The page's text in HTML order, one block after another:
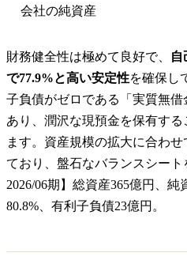
会社の純資産
財務健全性は極めて良好で、
自
で77.9%と高い安定性を確保し
子負債がゼロである「実質無
あり、潤沢な現預金を保有す
ます。資産規模の拡大に合わ
ており、盤石なバランスシー
2026/06期】総資産365億円、
80.8%、有利子負債23億円。